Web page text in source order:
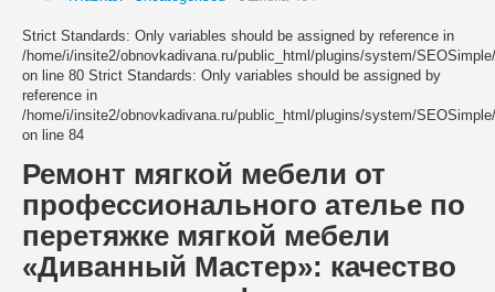
Strict Standards: Only variables should be assigned by reference in
/home/i/insite2/obnovkadivana.ru/public_html/plugins/system/
on line 80 Strict Standards: Only variables should be assigned by
reference in
/home/i/insite2/obnovkadivana.ru/public_html/plugins/system/
on line 84
Ремонт мягкой мебели от
профессионального ателье по
перетяжке мягкой мебели
«Диванный Мастер»: качество